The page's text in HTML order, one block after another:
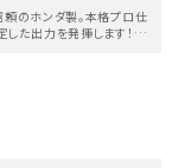
のホンダ製。本格プロ仕
た出力を発揮します！